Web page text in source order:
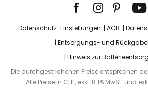
Datenschutz-Einstellungen AGB
Entsorgungs- und
Hinweis zur
Die durchgestrichenen Preise entsprechen
Alle Preise in CHF, exkl. 8.1% MwSt. und